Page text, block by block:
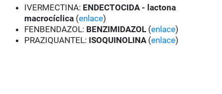
IVERMECTINA: ENDECTOCIDA - lactona
macrocíclica (enlace)
FENBENDAZOL: BENZIMIDAZOL (enlace)
PRAZIQUANTEL: ISOQUINOLINA(enlace)